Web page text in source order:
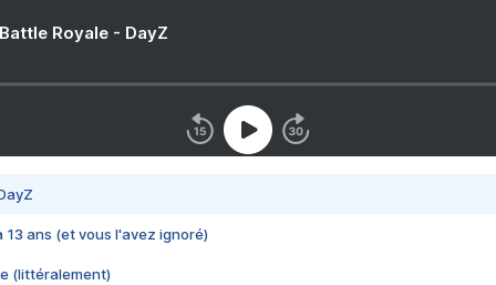
Royale - DayZ
13 ans (et vous l'avez ignoré)
(littéralement)